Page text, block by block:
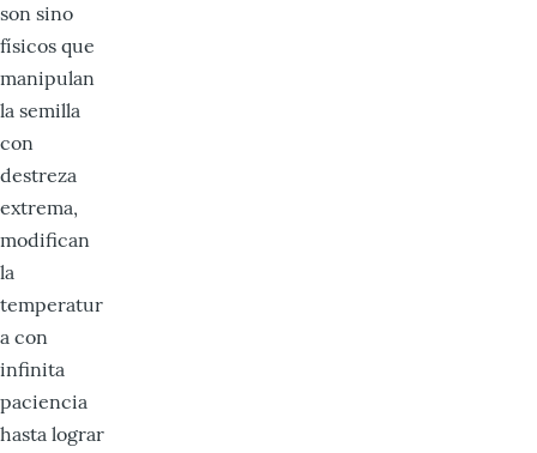
son sino
físicos que
manipulan
la semilla
con
destreza
extrema,
modifican
la
temperatur
a con
infinita
paciencia
hasta lograr